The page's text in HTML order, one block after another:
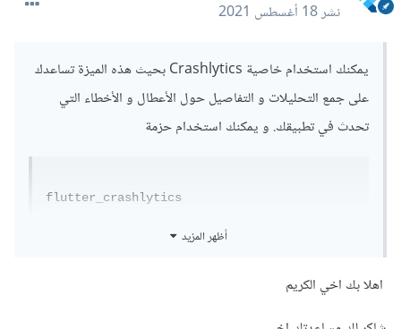
نشر18 أغسطس 2021
يمكنك استخدام خاصية Crashlytics بحيث هذه الميزة تساعدك
على جمع التحليلات و التفاصيل حول الأعطال و الأخطاء التي
تحدث في تطبيقك. و يمكنك استخدام حزمة
flutter_crashlytics
هنا
خدمة تتبع الأخطاء في التطبيق الخاص بك ايضا عن طريق حزمة
أظهر المزيد
اهلا بك اخي الكريم